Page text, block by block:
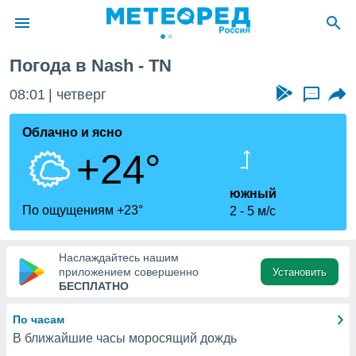
о
Вы можете
к этому
доступ
Погода в Nash - TN
08:01 четверг ...
Облачно и ясно
+24°
По ощущениям +23°
южный
2
5 м/с
Наслаждайтесь нашим
приложением совершенно
БЕСПЛАТНО
Установить
По часам
В ближайшие часы моросящий дождь